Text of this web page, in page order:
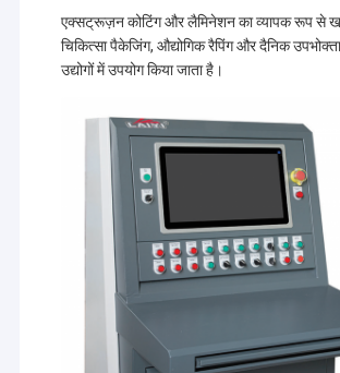
एक्सट्रूज़न कोटिंग और लैमिनेशन का व्यापक रूप से
चिकित्सा पैकेजिंग, औद्योगिक रैपिंग और दैनिक
उद्योगों में उपयोग किया जाता है।